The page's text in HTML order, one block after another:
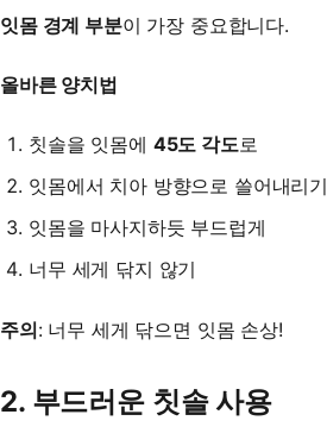
잇몸 경계 부분이 가장 중요합니다.
올바른 양치법
칫솔을 잇몸에 45도 각도로
잇몸에서 치아 방향으로 쓸어내리기
잇몸을 마사지하듯 부드럽게
너무 세게 닦지 않기
주의: 너무 세게 닦으면 잇몸 손상!
2. 부드러운 칫솔 사용